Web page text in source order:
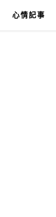
心情記事